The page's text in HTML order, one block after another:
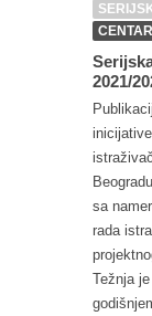
2021/
sa
rada
Težnja